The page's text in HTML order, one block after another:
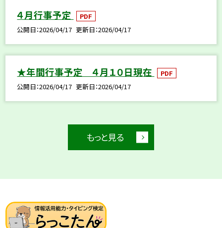
４月行事予定
PDF
公開日 2026/04/17 更新日 2026/04/17
★年間行事予定 ４月１０日現在
PDF
公開日 2026/04/17 更新日 2026/04/17
もっと見る